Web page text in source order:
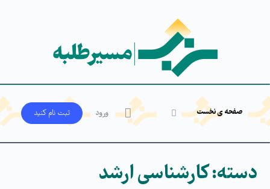
صفحه ی نخست ورود ثبت‌ نام کنید
دسته:کارشناسی ارشد